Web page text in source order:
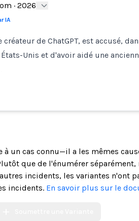
· 2026
IA
créateur de ChatGPT, est accusé,
Unis et d'avoir aidé une
un cas connu—il a les mêmes
que de l'énumérer
incidents, les variantes n'ont
incidents. En savoir plus sur le